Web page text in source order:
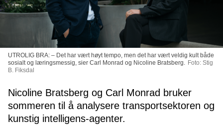
Nicoline Bratsberg og Carl Monrad bruker
sommeren til å analysere transportsektoren og
kunstig intelligens-agenter.
UTROLIG BRA: – Det har vært høyt tempo, men det har vært veldig kult både
sosialt og læringsmessig, sier Carl Monrad og Nicoline Bratsberg.
Foto: Stig
B. Fiksdal